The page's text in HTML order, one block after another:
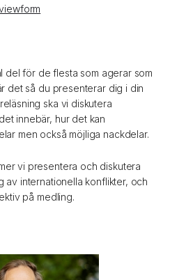
del för de flesta som agerar som
det så du presenterar dig i din
ska vi diskutera
innebär, hur det kan
men också möjliga nackdelar.
vi presentera och diskutera
av internationella konflikter, och
på medling.